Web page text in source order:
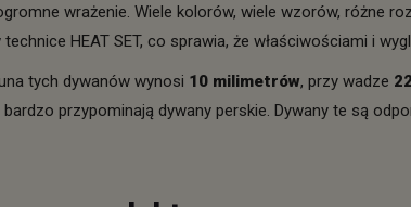
wrażenie. Wiele kolorów, wiele wzorów, różne
HEAT SET, co sprawia, że właściwościami i
tych dywanów wynosi 10 milimetrów, przy wadze
przypominają dywany perskie. Dywany te są